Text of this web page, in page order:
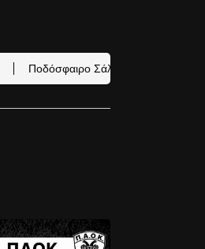
Ποδόσφαιρο Σάλας